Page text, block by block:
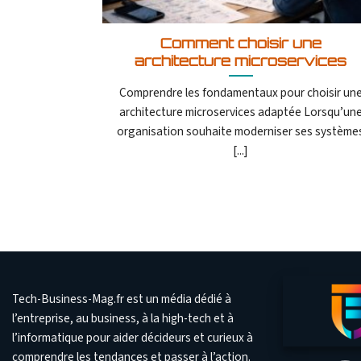
Comment choisir une
architecture microservices
Comprendre les fondamentaux pour choisir une
architecture microservices adaptée Lorsqu’une
organisation souhaite moderniser ses
[...]
Tech-Business-Mag.fr est un média dédié à
l’entreprise, au business, à la high-tech et à
l’informatique pour aider décideurs et curieux à
comprendre les tendances et passer à l’action.